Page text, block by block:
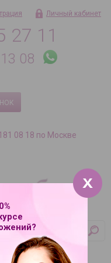
27 11
08
Личный кабинет
08 18 по Москве
пуста